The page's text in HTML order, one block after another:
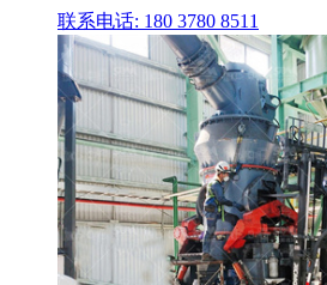
联系电话: 180 3780 8511